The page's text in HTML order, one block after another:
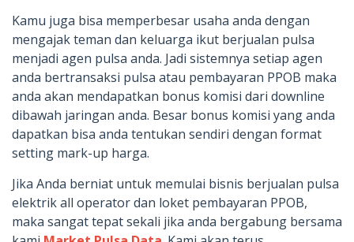
Kamu juga bisa memperbesar usaha anda dengan
mengajak teman dan keluarga ikut berjualan pulsa
menjadi agen pulsa anda. Jadi sistemnya setiap agen
anda bertransaksi pulsa atau pembayaran PPOB maka
anda akan mendapatkan bonus komisi dari downline
dibawah jaringan anda. Besar bonus komisi yang anda
dapatkan bisa anda tentukan sendiri dengan format
setting mark-up harga.
Jika Anda berniat untuk memulai bisnis berjualan pulsa
elektrik all operator dan loket pembayaran PPOB,
maka sangat tepat sekali jika anda bergabung bersama